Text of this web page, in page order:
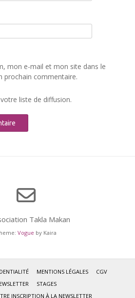
mon e-mail et mon site dans le
prochain commentaire.
liste de diffusion.
Takla Makan
Vogue by Kaira
MENTIONS LÉGALES
CGV
STAGES
INSCRIPTION À LA NEWSLETTER